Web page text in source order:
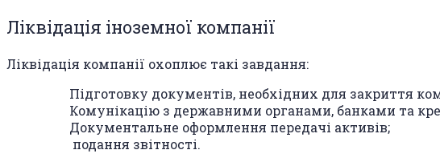
Ліквідація іноземної компанії
Ліквідація компанії охоплює такі завдання:
Підготовку документів, необхідних для закриття
Комунікацію з державними органами, банками та
Документальне оформлення передачі активів;
подання звітності.